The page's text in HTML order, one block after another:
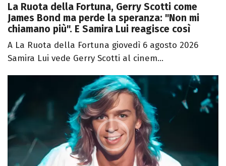
La Ruota della Fortuna, Gerry Scotti come
James Bond ma perde la speranza: "Non mi
chiamano più". E Samira Lui reagisce così
A La Ruota della Fortuna giovedì 6 agosto 2026
Samira Lui vede Gerry Scotti al cinem...